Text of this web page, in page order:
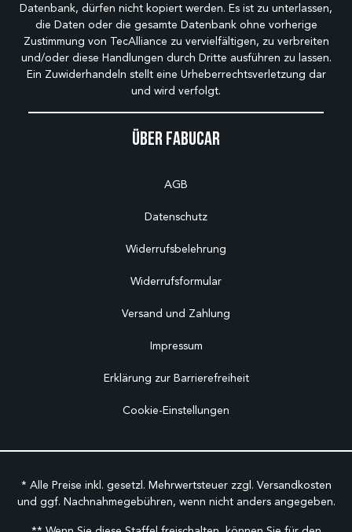
Über Fabucar
AGB
Datenschutz
Widerrufsbelehrung
Widerrufsformular
Versand und Zahlung
Impressum
Erklärung zur Barrierefreiheit
Cookie-Einstellungen
Datenbank, dürfen nicht kopiert werden. Es ist zu unterlassen,
die Daten oder die gesamte Datenbank ohne vorherige
Zustimmung von TecAlliance zu vervielfältigen, zu verbreiten
und/oder diese Handlungen durch Dritte ausführen zu lassen.
Ein Zuwiderhandeln stellt eine Urheberrechtsverletzung dar
und wird verfolgt.
* Alle Preise inkl. gesetzl. Mehrwertsteuer zzgl. Versandkosten
und ggf. Nachnahmegebühren, wenn nicht anders angegeben.